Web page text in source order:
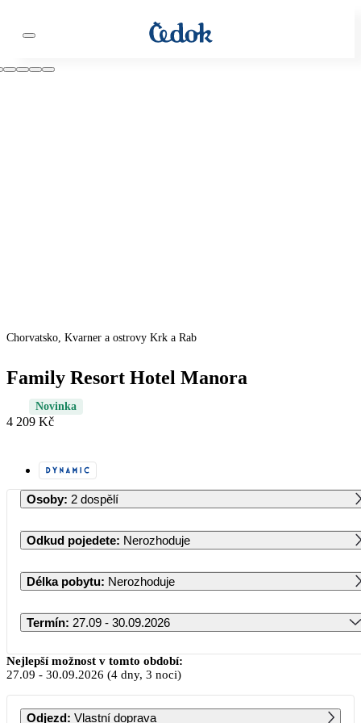
Chorvatsko, Kvarner a ostrovy Krk a Rab
Family Resort Hotel Manora
Novinka
4 209 Kč
Osoby: 2 dospělí
Odkud pojedete: Nerozhoduje
Délka pobytu: Nerozhoduje
Termín: 27.09 - 30.09.2026
Září 2026
PO ÚT ST ČT PÁ SO NE
Nejlepší možnost v tomto období:
27.09 - 30.09.2026 (4 dny, 3 noci)
Odjezd: Vlastní doprava